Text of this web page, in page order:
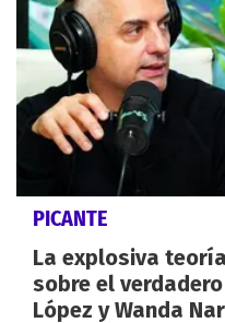
PICANTE
La explosiva
sobre el
López y Wanda